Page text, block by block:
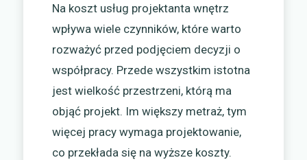
Na koszt usług projektanta wnętrz
wpływa wiele czynników, które warto
rozważyć przed podjęciem decyzji o
współpracy. Przede wszystkim istotna
jest wielkość przestrzeni, którą ma
objąć projekt. Im większy metraż, tym
więcej pracy wymaga projektowanie,
co przekłada się na wyższe koszty.